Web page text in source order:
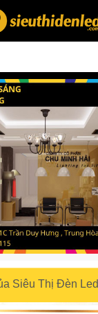
Siêu Thị Đèn Led